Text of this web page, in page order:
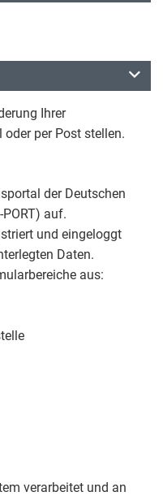
Ihrer
per Post stellen.
der Deutschen
auf.
und eingeloggt
Daten.
aus:
verarbeitet und an